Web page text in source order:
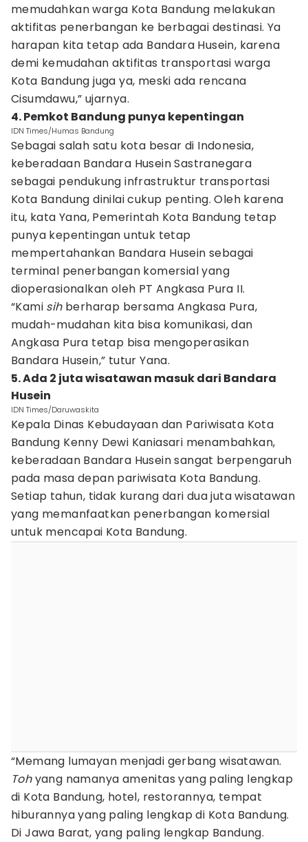
memudahkan warga Kota Bandung melakukan
aktifitas penerbangan ke berbagai destinasi. Ya
harapan kita tetap ada Bandara Husein, karena
demi kemudahan aktifitas transportasi warga
Kota Bandung juga ya, meski ada rencana
Cisumdawu,” ujarnya.
4. Pemkot Bandung punya kepentingan
IDN Times/Humas Bandung
Sebagai salah satu kota besar di Indonesia,
keberadaan Bandara Husein Sastranegara
sebagai pendukung infrastruktur transportasi
Kota Bandung dinilai cukup penting. Oleh karena
itu, kata Yana, Pemerintah Kota Bandung tetap
punya kepentingan untuk tetap
mempertahankan Bandara Husein sebagai
terminal penerbangan komersial yang
dioperasionalkan oleh PT Angkasa Pura II.
“Kami sihberharap bersama Angkasa Pura,
mudah-mudahan kita bisa komunikasi, dan
Angkasa Pura tetap bisa mengoperasikan
Bandara Husein,” tutur Yana.
5. Ada 2 juta wisatawan masuk dari Bandara
Husein
IDN Times/Daruwaskita
Kepala Dinas Kebudayaan dan Pariwisata Kota
Bandung Kenny Dewi Kaniasari menambahkan,
keberadaan Bandara Husein sangat berpengaruh
pada masa depan pariwisata Kota Bandung.
Setiap tahun, tidak kurang dari dua juta wisatawan
yang memanfaatkan penerbangan komersial
untuk mencapai Kota Bandung.
“Memang lumayan menjadi gerbang wisatawan.
Tohyang namanya amenitas yang paling lengkap
di Kota Bandung, hotel, restorannya, tempat
hiburannya yang paling lengkap di Kota Bandung.
Di Jawa Barat, yang paling lengkap Bandung.